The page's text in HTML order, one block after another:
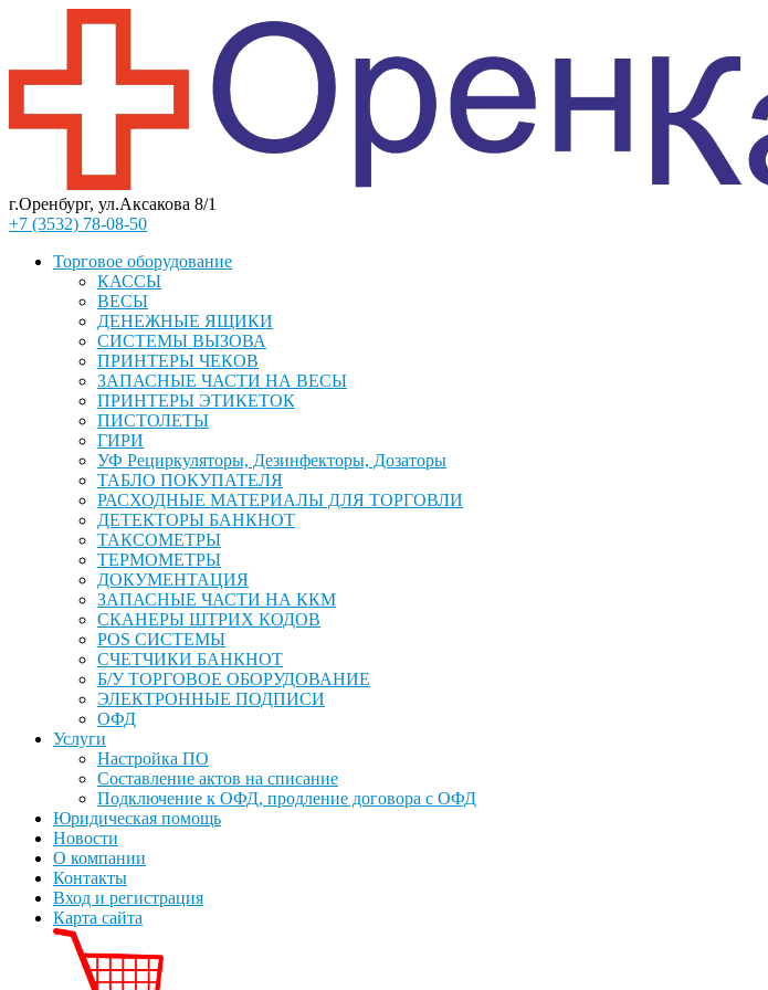
г.Оренбург, ул.Аксакова 8/1
+7 (3532) 78-08-50
Торговое оборудование
КАССЫ
ВЕСЫ
ДЕНЕЖНЫЕ ЯЩИКИ
СИСТЕМЫ ВЫЗОВА
ПРИНТЕРЫ ЧЕКОВ
ЗАПАСНЫЕ ЧАСТИ НА ВЕСЫ
ПРИНТЕРЫ ЭТИКЕТОК
ПИСТОЛЕТЫ
ГИРИ
УФ Рециркуляторы, Дезинфекторы, Дозаторы
ТАБЛО ПОКУПАТЕЛЯ
РАСХОДНЫЕ МАТЕРИАЛЫ ДЛЯ ТОРГОВЛИ
ДЕТЕКТОРЫ БАНКНОТ
ТАКСОМЕТРЫ
ТЕРМОМЕТРЫ
ДОКУМЕНТАЦИЯ
ЗАПАСНЫЕ ЧАСТИ НА ККМ
СКАНЕРЫ ШТРИХ КОДОВ
POS СИСТЕМЫ
СЧЕТЧИКИ БАНКНОТ
Б/У ТОРГОВОЕ ОБОРУДОВАНИЕ
ЭЛЕКТРОННЫЕ ПОДПИСИ
ОФД
Услуги
Настройка ПО
Составление актов на списание
Подключение к ОФД, продление договора с ОФД
Юридическая помощь
Новости
О компании
Контакты
Вход и регистрация
Карта сайта